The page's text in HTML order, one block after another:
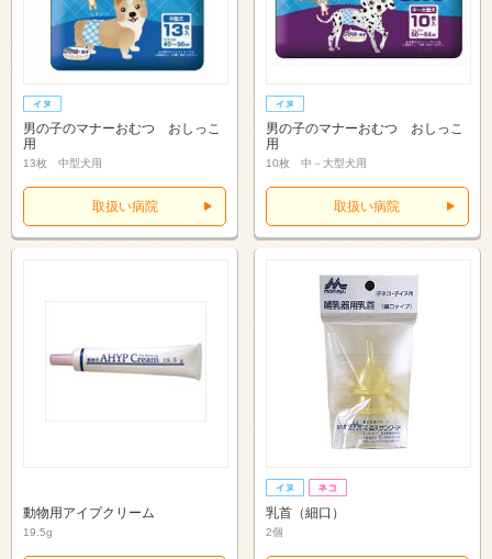
男の子のマナーおむつ おしっこ
用
13枚 中型犬用
取扱い病院
男の子のマナーおむつ おしっこ
用
10枚 中－大型犬用
取扱い病院
動物用アイプクリーム
19.5g
乳首（細口）
2個